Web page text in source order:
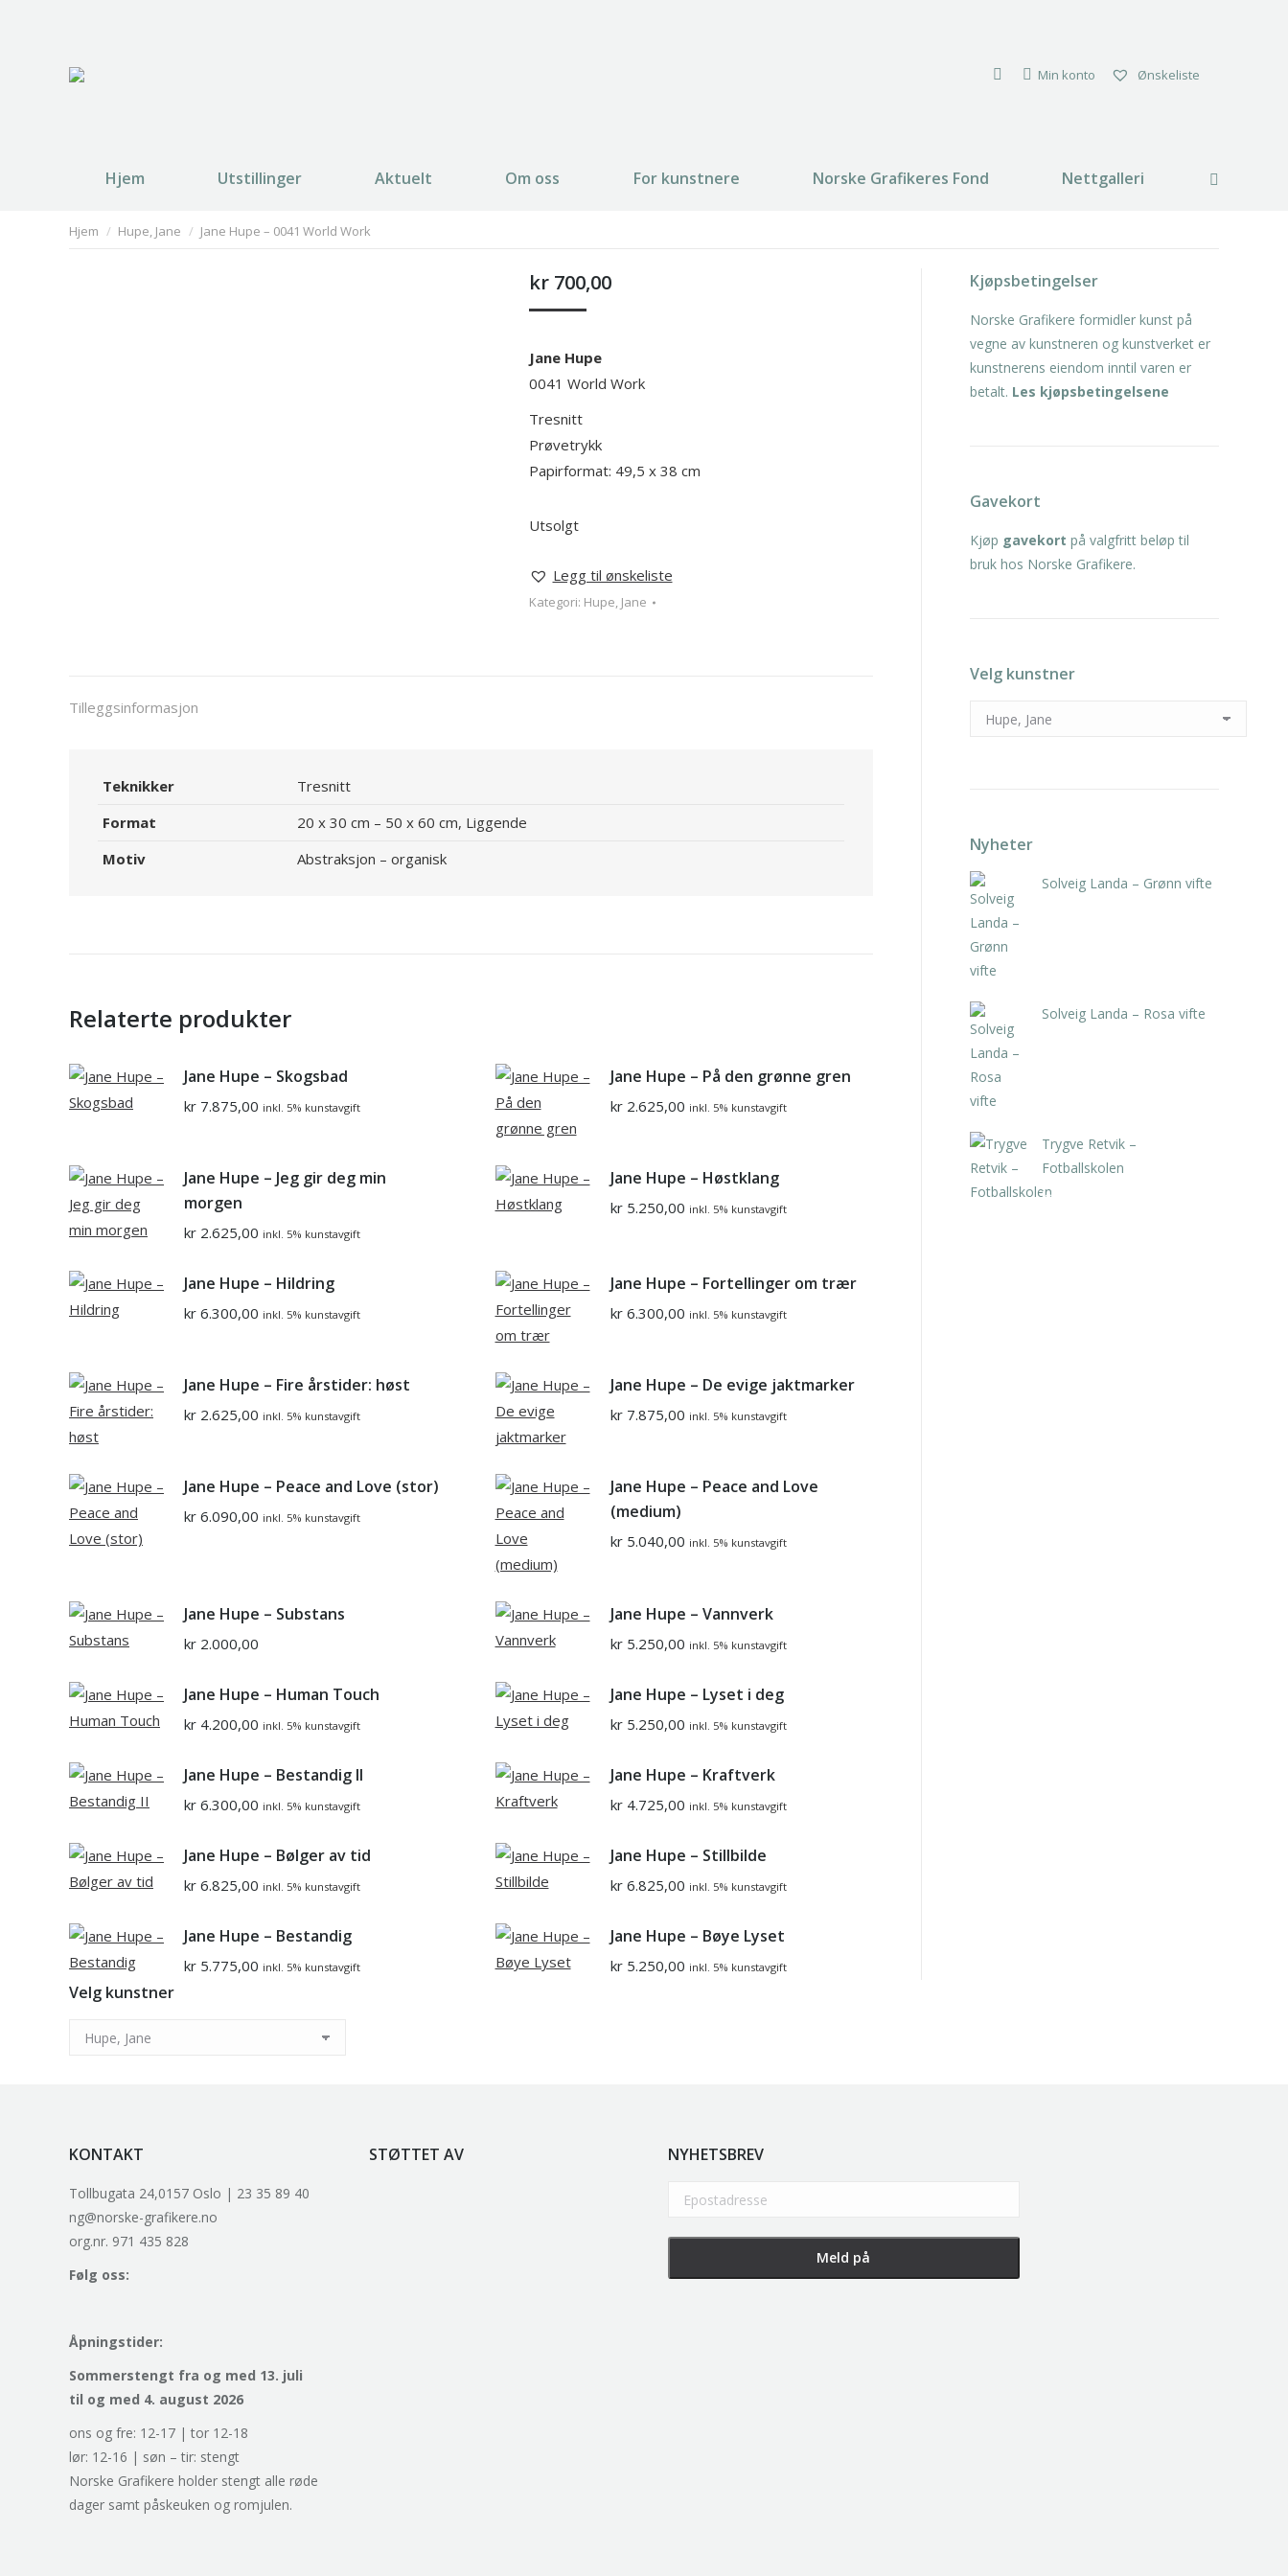
Min konto Ønskeliste
Hjem Utstillinger Aktuelt Om oss For kunstnere Norske Grafikeres Fond Nettgalleri Search:
You are here:
Hjem Hupe, Jane Jane Hupe – 0041 World Work
Velg kunstner
kr700,00
Jane Hupe
0041 World Work
Tresnitt
Prøvetrykk
Papirformat: 49,5 x 38 cm
Utsolgt
Legg til ønskeliste
Kategori: Hupe, Jane
Tilleggsinformasjon
Teknikker
Tresnitt
Format
20 x 30 cm – 50 x 60 cm, Liggende
Motiv
Abstraksjon – organisk
Relaterte produkter
Jane Hupe – Skogsbad
kr 7.875,00 inkl. 5% kunstavgift
Jane Hupe – På den grønne gren
kr2.625,00 inkl. 5% kunstavgift
Jane Hupe – Jeg gir deg min
morgen
kr 2.625,00 inkl. 5% kunstavgift
Jane Hupe – Høstklang
kr5.250,00 inkl. 5% kunstavgift
Jane Hupe – Hildring
kr 6.300,00 inkl. 5% kunstavgift
Jane Hupe – Fortellinger om trær
kr6.300,00 inkl. 5% kunstavgift
Jane Hupe – Fire årstider: høst
kr 2.625,00 inkl. 5% kunstavgift
Jane Hupe – De evige jaktmarker
kr7.875,00 inkl. 5% kunstavgift
Jane Hupe – Peace and Love (stor)
kr 6.090,00 inkl. 5% kunstavgift
Jane Hupe – Peace and Love
(medium)
kr5.040,00 inkl. 5% kunstavgift
Jane Hupe – Substans
kr 2.000,00
Jane Hupe – Vannverk
kr5.250,00 inkl. 5% kunstavgift
Jane Hupe – Human Touch
kr 4.200,00 inkl. 5% kunstavgift
Jane Hupe – Lyset i deg
kr5.250,00 inkl. 5% kunstavgift
Jane Hupe – Bestandig II
kr 6.300,00 inkl. 5% kunstavgift
Jane Hupe – Kraftverk
kr4.725,00 inkl. 5% kunstavgift
Jane Hupe – Bølger av tid
kr 6.825,00 inkl. 5% kunstavgift
Jane Hupe – Stillbilde
kr6.825,00 inkl. 5% kunstavgift
Jane Hupe – Bestandig
kr 5.775,00 inkl. 5% kunstavgift
Jane Hupe – Bøye Lyset
kr5.250,00 inkl. 5% kunstavgift
Kjøpsbetingelser
Norske Grafikere formidler kunst på
vegne av kunstneren og kunstverket er
kunstnerens eiendom inntil varen er
betalt. Les kjøpsbetingelsene
Gavekort
Kjøp gavekort på valgfritt beløp til
bruk hos Norske Grafikere.
Velg kunstner
Nyheter
Solveig Landa – Grønn vifte
Solveig Landa – Rosa vifte
Trygve Retvik –
Fotballskolen
kr
KONTAKT
Tollbugata 24,0157 Oslo | 23 35 89 40
ng@norske-grafikere.no
org.nr. 971 435 828
Følg oss:
Åpningstider:
Sommerstengt fra og med 13. juli
til og med 4. august 2026
ons og fre: 12-17 | tor 12-18
lør: 12-16 | søn – tir: stengt
Norske Grafikere holder stengt alle røde
dager samt påskeuken og romjulen.
STØTTET AV NYHETSBREV